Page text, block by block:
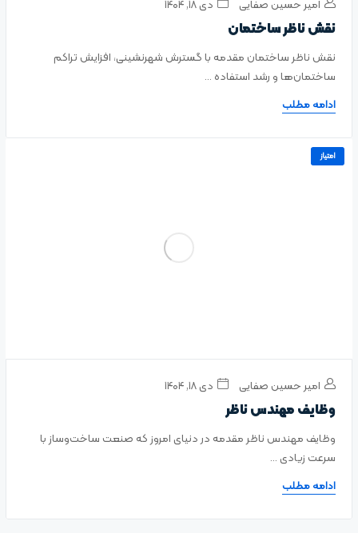
امیر حسین صفایی دی ۱۸, ۱۴۰۴
نقش ناظر ساختمان
نقش ناظر ساختمان مقدمه با گسترش شهرنشینی، افزایش تراکم
ساختمان‌ها و رشد استفاده ...
ادامه مطلب
امتیاز
امیر حسین صفایی دی ۱۸, ۱۴۰۴
وظایف مهندس ناظر
وظایف مهندس ناظر مقدمه در دنیای امروز که صنعت ساخت‌وساز با
سرعت زیادی ...
ادامه مطلب